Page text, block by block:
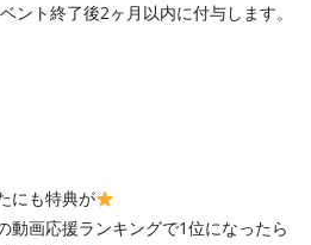
ント終了後2ヶ月以内に付与します。
にも特典が
動画応援ランキングで1位になったら